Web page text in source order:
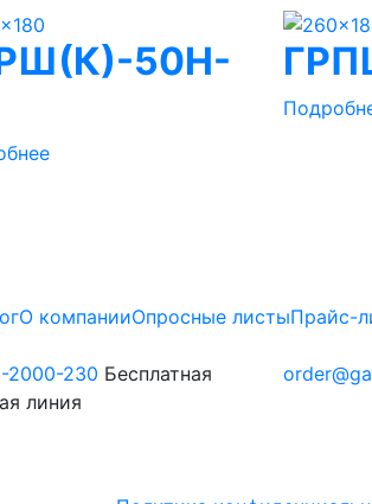
50Н-
О компанииОпросные листыПрайс-
2000-230 Бесплатная
линия